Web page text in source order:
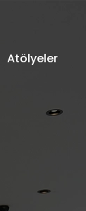
Atölyeler